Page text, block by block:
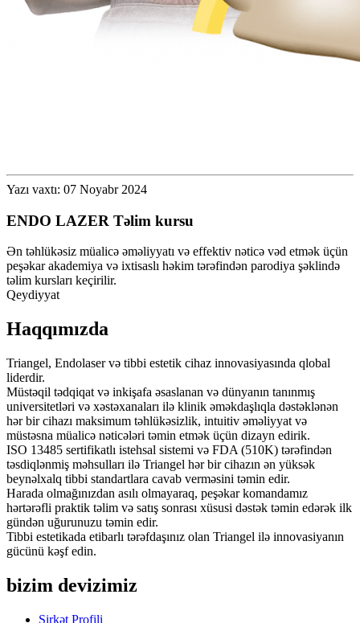
Yazı vaxtı: 07 Noyabr 2024
ENDO LAZER Təlim kursu
Ən təhlükəsiz müalicə əməliyyatı və effektiv nəticə vəd etmək üçün
peşəkar akademiya və ixtisaslı həkim tərəfindən parodiya şəklində
təlim kursları keçirilir.
Qeydiyyat
Haqqımızda
Triangel, Endolaser və tibbi estetik cihaz innovasiyasında qlobal
liderdir.
Müstəqil tədqiqat və inkişafa əsaslanan və dünyanın tanınmış
universitetləri və xəstəxanaları ilə klinik əməkdaşlıqla dəstəklənən
hər bir cihazı maksimum təhlükəsizlik, intuitiv əməliyyat və
müstəsna müalicə nəticələri təmin etmək üçün dizayn edirik.
ISO 13485 sertifikatlı istehsal sistemi və FDA (510K) tərəfindən
təsdiqlənmiş məhsulları ilə Triangel hər bir cihazın ən yüksək
beynəlxalq tibbi standartlara cavab verməsini təmin edir.
Harada olmağınızdan asılı olmayaraq, peşəkar komandamız
hərtərəfli praktik təlim və satış sonrası xüsusi dəstək təmin edərək ilk
gündən uğurunuzu təmin edir.
Tibbi estetikada etibarlı tərəfdaşınız olan Triangel ilə innovasiyanın
gücünü kəşf edin.
bizim devizimiz
Şirkət Profili